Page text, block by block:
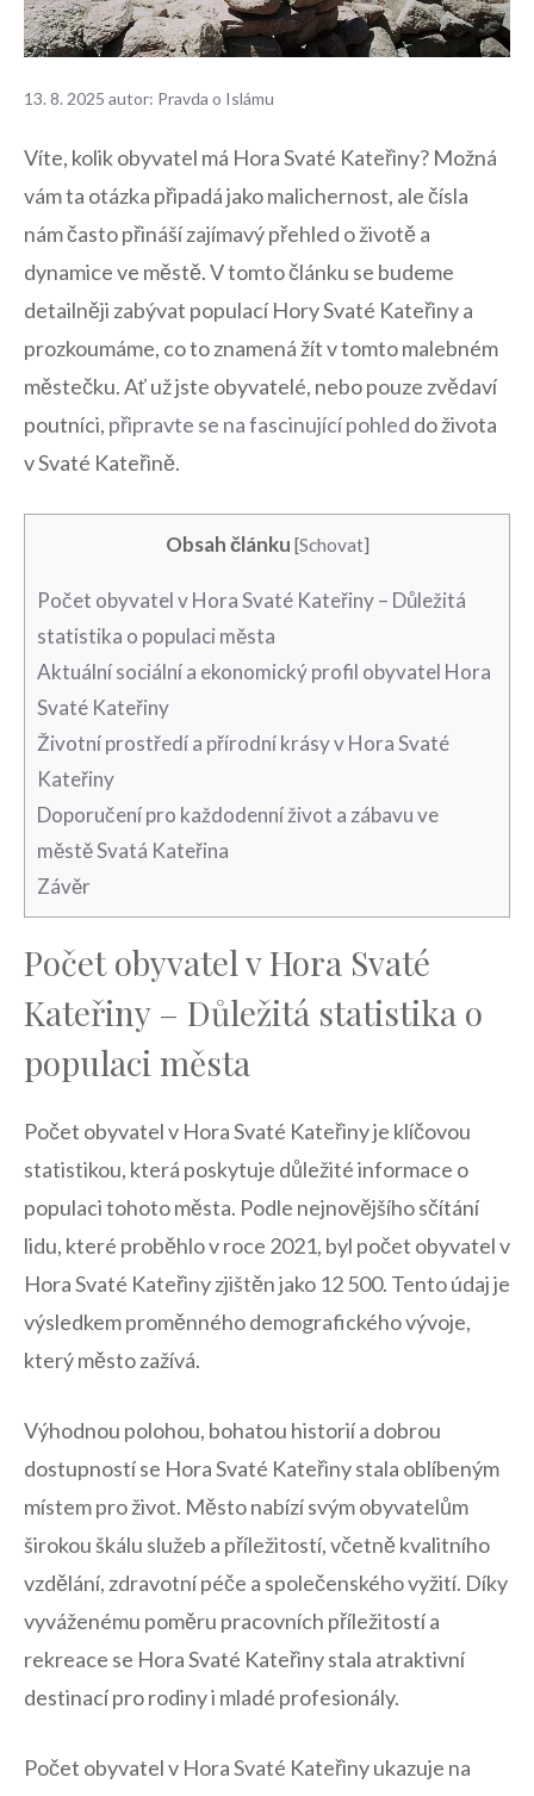
13. 8. 2025 autor: Pravda o Islámu
Víte, kolik obyvatel ⁤má⁣ Hora Svaté ⁢Kateřiny? Možná​
vám‌ ta otázka⁢ připadá‍ jako malichernost, ‌ale čísla
nám často přináší⁣ zajímavý ⁢přehled o životě⁣ a
dynamice ve městě. V ‍tomto článku ‌se budeme
detailněji⁢ zabývat populací‌ Hory Svaté Kateřiny a ​
prozkoumáme, co to znamená žít v tomto malebném⁢
městečku. ‌Ať už jste obyvatelé, nebo pouze zvědaví
poutníci, připravte ​se‌ na ‌fascinující pohled do života
v Svaté Kateřině.
Obsah článku [Schovat]
Počet obyvatel⁤ v Hora Svaté Kateřiny – Důležitá
statistika o​ populaci města
Aktuální⁤ sociální a ekonomický profil​ obyvatel Hora
Svaté Kateřiny
Životní prostředí a přírodní ⁢krásy ⁣v Hora‌ Svaté
Kateřiny
Doporučení pro každodenní‌ život a⁣ zábavu ve
‍městě Svatá Kateřina
Závěr
Počet obyvatel⁤ v Hora Svaté
Kateřiny – Důležitá statistika o​
populaci města
Počet​ obyvatel v Hora‍ Svaté Kateřiny je klíčovou
statistikou, která ⁣poskytuje důležité informace o
⁢populaci tohoto města. Podle nejnovějšího ​sčítání
lidu, ⁣které proběhlo v roce 2021, byl počet obyvatel v
Hora Svaté ⁣Kateřiny zjištěn jako 12 500.⁤ Tento údaj je
výsledkem proměnného demografického vývoje,
který město zažívá.
Výhodnou‌ polohou, bohatou historií a⁤ dobrou
dostupností se ⁣Hora Svaté ⁣Kateřiny stala oblíbeným
místem pro život.⁤ Město ‌nabízí svým obyvatelům
širokou škálu služeb a příležitostí, včetně kvalitního
vzdělání, zdravotní péče a ‍společenského vyžití.‍ Díky
vyváženému poměru pracovních příležitostí​ a
rekreace se Hora Svaté Kateřiny stala atraktivní
destinací pro rodiny⁤ i mladé⁢ profesionály.
Počet obyvatel v ‍Hora Svaté Kateřiny ukazuje na